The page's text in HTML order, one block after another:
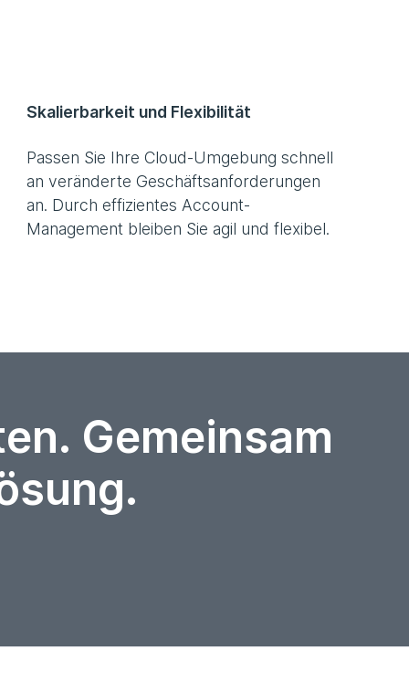
Skalierbarkeit und Flexibilität
Passen Sie Ihre Cloud-Umgebung schnell
an veränderte Geschäftsanforderungen
an. Durch effizientes Account-
Management bleiben Sie agil und flexibel.
Gemeinsam